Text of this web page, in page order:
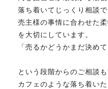
落ち着いてじっくり相談で
売主様の事情に合わせた
を大切にしています。
「売るかどうかまだ決めて
という段階からのご相談
カフェのような落ち着い